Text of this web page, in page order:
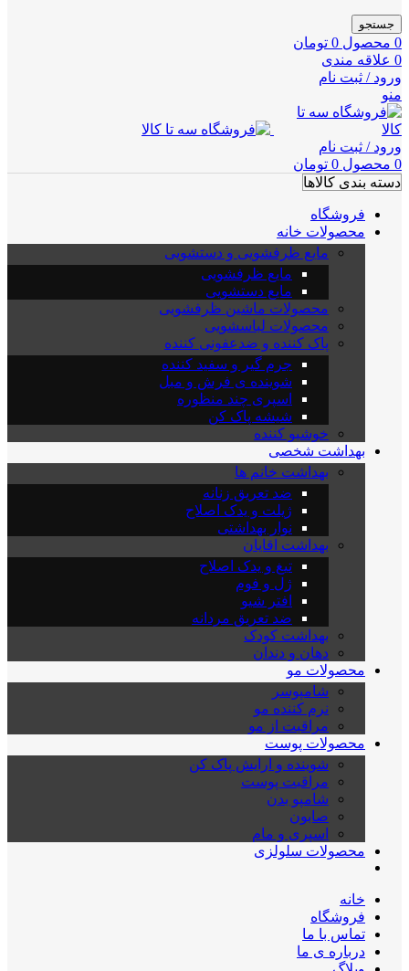
جستجو
0 محصول 0 تومان
0 علاقه مندی
ورود / ثبت نام
منو
ورود / ثبت نام
0 محصول 0 تومان
دسته بندی کالاها
فروشگاه
محصولات خانه
مایع ظرفشویی و دستشویی
مایع ظرفشویی
مایع دستشویی
محصولات ماشین ظرفشویی
محصولات لباسشویی
پاک کننده و ضدعفونی کننده
جرم گیر و سفید کننده
شوینده ی فرش و مبل
اسپری چند منظوره
شیشه پاک کن
خوشبو کننده
بهداشت شخصی
بهداشت خانم ها
ضد تعریق زنانه
ژیلت و یدک اصلاح
نوار بهداشتی
بهداشت اقایان
تیغ و یدک اصلاح
ژل و فوم
افتر شیو
ضد تعریق مردانه
بهداشت کودک
دهان و دندان
محصولات مو
شامپوسر
نرم کننده مو
مراقبت از مو
محصولات پوست
شوینده و ارایش پاک کن
مراقبت پوست
شامپو بدن
صابون
اسپری و مام
محصولات سلولزی
خانه
فروشگاه
تماس با ما
درباره ی ما